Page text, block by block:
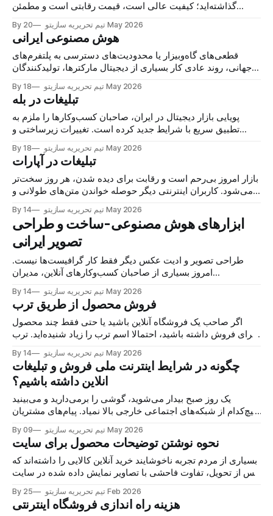
گذاشته‌اید؛ کیفیت عالی است، قیمت رقابتی است و مطمئن
پیج اینستاگرام یا فروشگاه اینترنتی خود قرار می‌دهید، فروش به
طرز ناامیدکننده‌ای
By تیم تحریریه سازیتو 20 May 2026
هوش مصنوعی ایرانی
قطعی‌های گاه‌وبیزار یا محدودیت‌های دسترسی به پلتفرم‌های
جهانی، روند عادی کار بسیاری از دیجیتال مارکترها، تولیدکنندگان
داخل کشور متوقف نشده است. دسترسی به ابزارهای هوشمند
دیگر یک رویا یا وابسته به آی‌پی‌
By تیم تحریریه سازیتو 18 May 2026
تبلیغات در بله
پویایی بازار دیجیتال در ایران، صاحبان کسب‌وکارها را ملزم به
تطبیق سریع با شرایط جدید کرده است. تغییرات زیرساختی و
دستخوش تحول کرده و تبلیغات در زمان اینترنت ملی را از یک
گزینه جانبی به یک استراتژی بقا و
By تیم تحریریه سازیتو 18 May 2026
تبلیغات در آپارات
بازار امروز بی‌رحم است و رقابت برای دیده شدن، هر روز سخت‌تر
می‌شود. کاربران اینترنتی دیگر حوصله خواندن متن‌های طولانی و
بازار ایران، وقتی صحبت از محتوای ویدیویی می‌شود، اولین و
بزرگترین نامی
By تیم تحریریه سازیتو 14 May 2026
ابزارهای هوش مصنوعی-ساخت و طراحی
تصویر ایرانی
طراحی تصویر و ادیت عکس دیگر فقط کار گرافیست‌ها نیست.
امروز بسیاری از صاحبان کسب‌وکارهای آنلاین، مدیران
تصویر محصول یا پست شبکه‌های اجتماعی از هوش مصنوعی
طراحی تصویر استفاده می‌کنند. اما زمانی که دسترسی به برخی
سرویس‌
By تیم تحریریه سازیتو 14 May 2026
فروش محصول از طریق ترب
اگر صاحب یک فروشگاه آنلاین باشید یا حتی فقط چند محصول
برای فروش داشته باشید، احتمالا اسم ترب را زیاد شنیده‌اید. ترب
فروشگاه‌های مختلف را جمع‌آوری می‌کند و به کاربر نشان می‌دهد
کدام فروشگاه محصول
By تیم تحریریه سازیتو 14 May 2026
چگونه در شرایط اینترنت ملی فروش و تبلیغات
انلاین داشته باشیم؟
یک روز صبح بیدار می‌شوید، گوشی را برمی‌دارید و می‌بینید
هیچ‌کدام از شبکه‌های اجتماعی خارجی بالا نمیاد. پیام‌های مشتریان
کسب‌وکارتان رسماً متوقف شده است. این یک سناریوی خیالی
نیست؛ واقعیتی است که بسیاری
By تیم تحریریه سازیتو 09 May 2026
نحوه نوشتن توضیحات محصول برای سایت
بسیاری از مردم تجربه ناخوشایند خرید آنلاین کالایی را داشته‌اند که
پس از تحویل، تفاوت فاحشی با تصاویر نمایش‌ داده‌ شده در سایت
توضیحات محصول را نمایان می‌کند. در پروژه‌های متعدد طراحی
سایت فروشگاهی، شاهد
By تیم تحریریه سازیتو 25 Feb 2026
هزینه راه اندازی فروشگاه اینترنتی